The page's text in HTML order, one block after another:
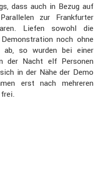
dass auch in Bezug auf
zur Frank­furter
Liefen sowohl die
noch ohne
ab, so wurden bei einer
der Nacht elf Personen
in der Nähe der Demo
erst nach mehreren